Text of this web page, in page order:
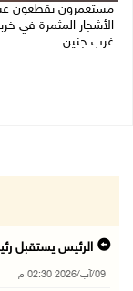
مستعمرون يقطعون
الأشجار المثمرة في
غرب جنين
الرئيس يستقبل
09/آب/2026 02:30 م